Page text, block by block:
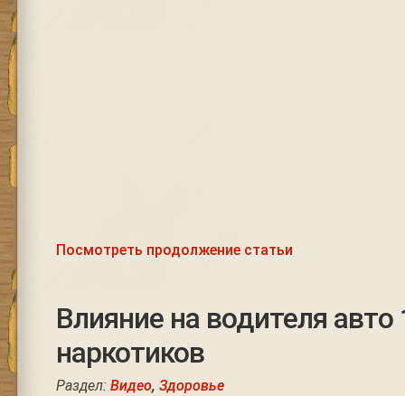
Посмотреть продолжение статьи
Влияние на водителя авто
наркотиков
Раздел: Видео, Здоровье